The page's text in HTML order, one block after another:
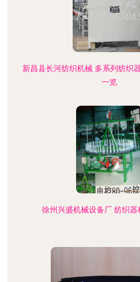
新昌县长河纺织机械 多系列纺织
一览
徐州兴盛机械设备厂 纺织器